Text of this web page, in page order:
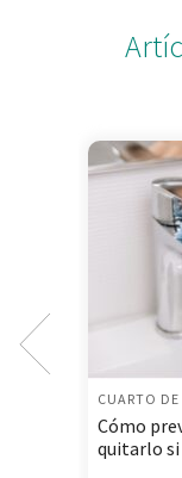
CUARTO
Cómo
quitarlo si